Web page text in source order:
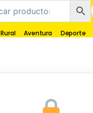
Rural Aventura Deporte